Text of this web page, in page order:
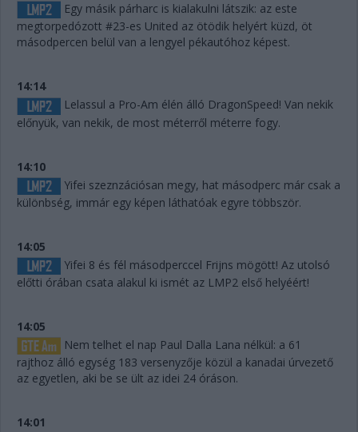
Egy másik párharc is kialakulni látszik: az este
megtorpedózott #23-es United az ötödik helyért küzd, öt
másodpercen belül van a lengyel pékautóhoz képest.
14:14
Lelassul a Pro-Am élén álló DragonSpeed! Van nekik
előnyük, van nekik, de most méterről méterre fogy.
14:10
Yifei szeznzációsan megy, hat másodperc már csak a
különbség, immár egy képen láthatóak egyre többször.
14:05
Yifei 8 és fél másodperccel Frijns mögött! Az utolsó
előtti órában csata alakul ki ismét az LMP2 első helyéért!
14:05
Nem telhet el nap Paul Dalla Lana nélkül: a 61
rajthoz álló egység 183 versenyzője közül a kanadai úrvezető
az egyetlen, aki be se ült az idei 24 óráson.
14:01